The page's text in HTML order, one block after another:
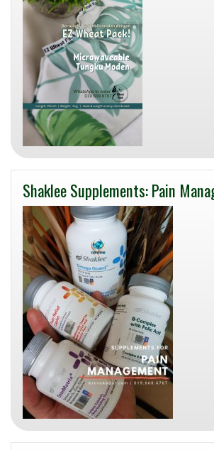
Shaklee Supplements: Pain